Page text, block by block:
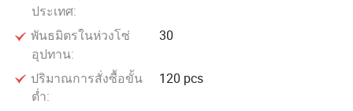
โดยตัวเราเองและเราก็มีส่วนร่วมในการพัฒนาวิศวกรและช่าง
เทคนิคคุณภาพสูง พวกเขาซึมซับผลิตภัณฑ์ที่ดีที่สุดที่คล้ายคลึง
กันทั้งที่บ้านและต่างประเทศเพื่อทำให้ระดับผลิตภัณฑ์สมบูรณ์
แบบอย่างต่อเนื่องเพื่อตอบสนองความต้องการของลูกค้าที่แตก
ต่างกัน
ประเทศ:
พันธมิตรในห่วงโซ่
อุปทาน:
30
ปริมาณการสั่งซื้อขั้น
ต่ำ:
120 pcs